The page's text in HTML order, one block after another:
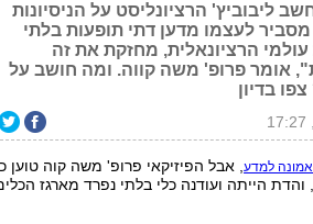
ליבוביץ' הרציונליסט על הניסיונות
לעצמו מדען דתי תופעות בלתי
הרציונאלית, מחזקת את זה
אומר פרופ' משה קווה. ומה חושב על
בדיון
למדע, אבל הפיזיקאי פרופ' משה קוה טוען
הייתה ועודנה כלי בלתי נפרד מארגז